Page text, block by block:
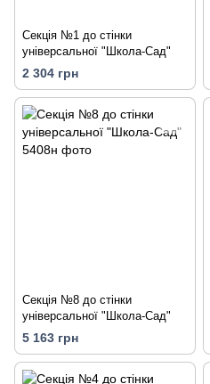
Секція №1 до стінки
універсальної "Школа-Сад"
2 304 грн
Секція №8 до стінки
універсальної "Школа-Сад"
5 163 грн